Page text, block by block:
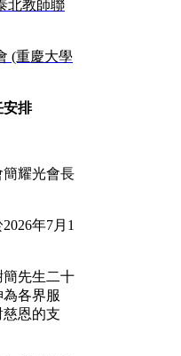
北教師聯
(重慶大學
安排
耀光會長
年7月1
先生二十
各界服
恩的支